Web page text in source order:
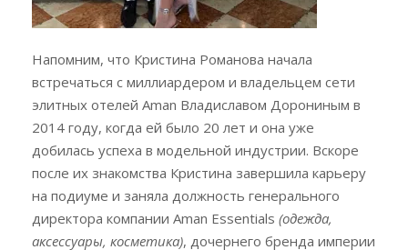
Напомним, что Кристина Романова начала
встречаться с миллиардером и владельцем сети
элитных отелей Aman Владиславом Дорониным в
2014 году, когда ей было 20 лет и она уже
добилась успеха в модельной индустрии. Вскоре
после их знакомства Кристина завершила карьеру
на подиуме и заняла должность генерального
директора компании Aman Essentials (одежда,
аксессуары, косметика), дочернего бренда империи